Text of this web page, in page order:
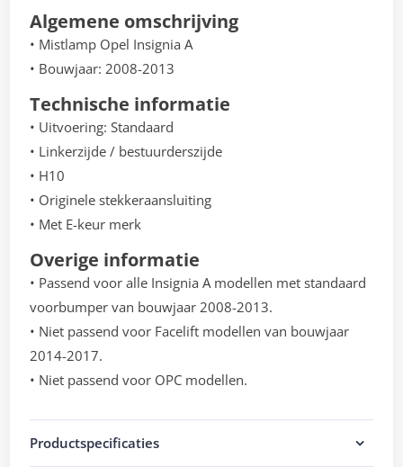
Algemene omschrijving
• Mistlamp Opel Insignia A
• Bouwjaar: 2008-2013
Technische informatie
• Uitvoering: Standaard
• Linkerzijde / bestuurderszijde
• H10
• Originele stekkeraansluiting
• Met E-keur merk
Overige informatie
• Passend voor alle Insignia A modellen met standaard
voorbumper van bouwjaar 2008-2013.
• Niet passend voor Facelift modellen van bouwjaar
2014-2017.
• Niet passend voor OPC modellen.
Productspecificaties